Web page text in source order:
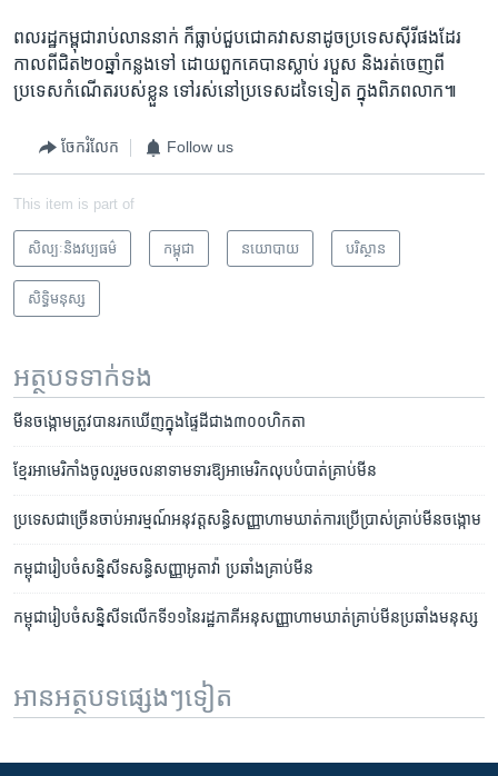
ពលរដ្ឋ​កម្ពុជា​រាប់​លាននាក់ ក៏​ធ្លាប់​ជួប​ជោគ​វាសនា​ដូចប្រទេស​ស៊ីរី​ផង​ដែរ​
កាល​ពី​ជិត​២០​ឆ្នាំ​កន្លង​ទៅ ដោយពួកគេ​បាន​ស្លាប់ ​របួស​ និង​រត់​ចេញ​ពី​
ប្រទេស​កំណើត​របស់​ខ្លួន ទៅរស់​នៅ​ប្រទេស​ដទៃ​ទៀត​ ​ក្នុង​ពិភពលាក៕
ចែករំលែក Follow us
This item is part of
សិល្បៈនិងវប្បធម៌ កម្ពុជា នយោបាយ បរិស្ថាន
សិទ្ធិ​មនុស្ស
អត្ថបទ​ទាក់ទង
មីន​ចង្កោម​ត្រូវ​បាន​រក​ឃើញ​ក្នុង​ផ្ទៃ​ដី​ជាង​៣០០​ហិកតា
ខ្មែរ​អាមេរិកាំង​ចូល​រួម​ចលនា​ទាមទារ​ឱ្យ​អាមេរិក​លុបបំបាត់​គ្រាប់មីន
ប្រទេស​ជា​ច្រើន​ចាប់​អារម្មណ៍​អនុវត្ត​សន្ធិ​សញ្ញា​ហាម​ឃាត់​ការប្រើ​ប្រាស់​គ្រាប់មីន​ចង្កោម
កម្ពុជា​រៀបចំ​សន្និសីទ​សន្ធិសញ្ញា​អូតាវ៉ា​ ប្រឆាំង​គ្រាប់មីន
កម្ពុជា​រៀបចំ​សន្និសីទ​លើក​ទី១១​នៃ​រដ្ឋភាគី​អនុសញ្ញា​ហាមឃាត់​គ្រាប់​មីន​ប្រឆាំង​មនុស្ស
អានអត្ថបទផ្សេងៗទៀត